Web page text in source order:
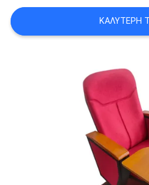
SITEMAP
ΚΑΛΎΤΕΡΗ